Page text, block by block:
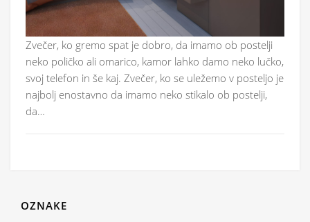
Zvečer, ko gremo spat je dobro, da imamo ob postelji
neko poličko ali omarico, kamor lahko damo neko lučko,
svoj telefon in še kaj. Zvečer, ko se uležemo v posteljo je
najbolj enostavno da imamo neko stikalo ob postelji,
da…
OZNAKE